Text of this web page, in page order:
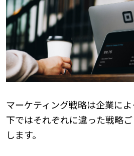
マーケティング戦略は企業に
下ではそれぞれに違った戦略
します。